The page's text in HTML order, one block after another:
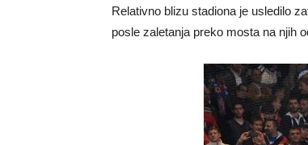
Relativno blizu stadiona je usledilo
posle zaletanja preko mosta na njih